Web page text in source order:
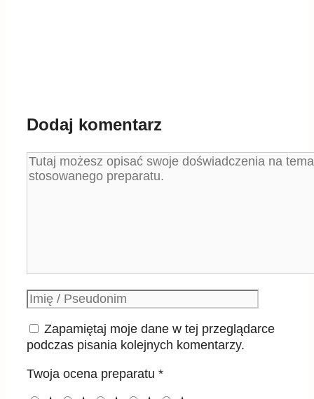
Dodaj komentarz
Komentarz
Podpis
Zapamiętaj moje dane w tej przeglądarce
podczas pisania kolejnych komentarzy.
Twoja ocena preparatu *